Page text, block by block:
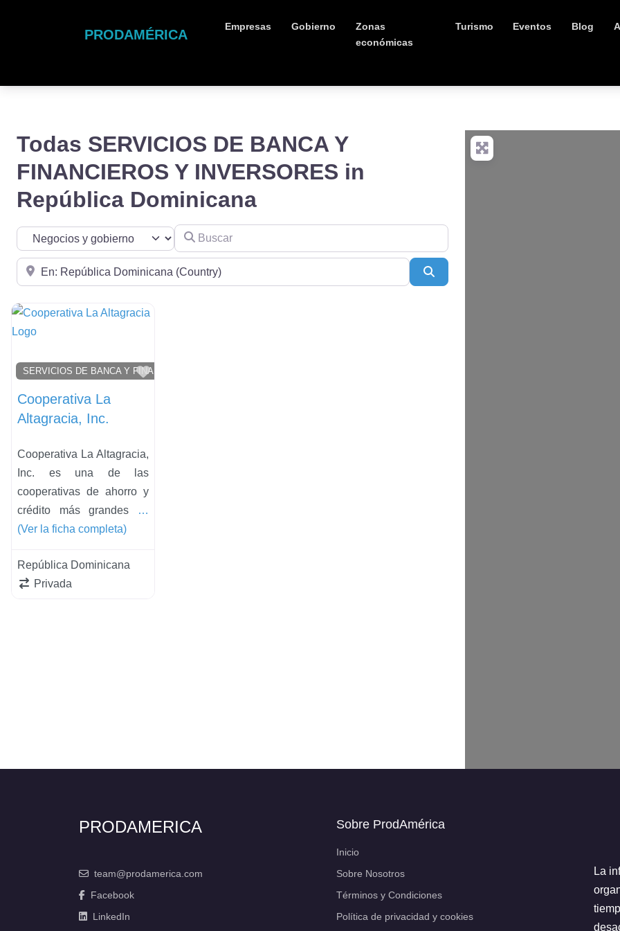
PRODAMÉRICA
Empresas Gobierno
Zonas
económicas
Turismo Eventos Blog
Todas SERVICIOS DE BANCA Y
FINANCIEROS Y INVERSORES in
República Dominicana
Seleccionar el formulario de búsqueda
Buscar
Cerca de
SERVICIOS DE BANCA Y FINANCIEROS Y INVERSORES
Favorito
Cooperativa La
Altagracia, Inc.
Cooperativa La Altagracia,
Inc. es una de las
cooperativas de ahorro y
crédito más grandes
…
(Ver la ficha completa)
República Dominicana
Privada
PRODAMERICA
team@prodamerica.com
Facebook
LinkedIn
Sobre ProdAmérica
Inicio
Sobre Nosotros
Términos y Condiciones
Política de privacidad y cookies
La